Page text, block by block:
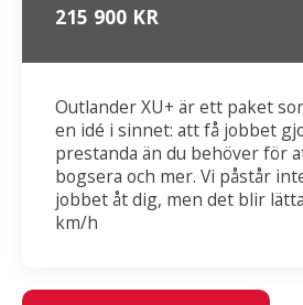
215 900 KR
Outlander XU+ är ett paket
en idé i sinnet: att få jobbet
prestanda än du behöver för
bogsera och mer. Vi påstår
jobbet åt dig, men det blir
km/h